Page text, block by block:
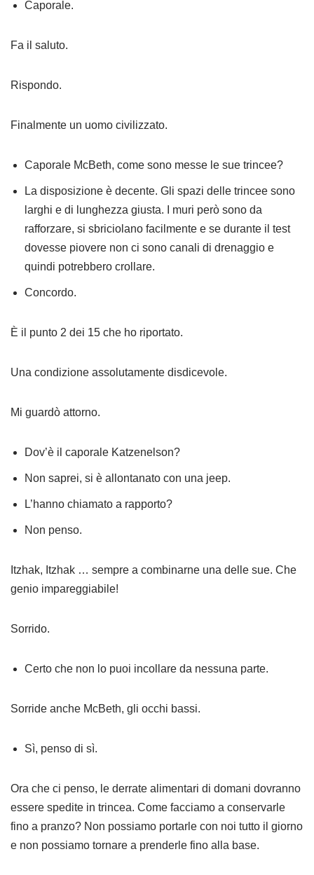
Caporale.
Fa il saluto.
Rispondo.
Finalmente un uomo civilizzato.
Caporale McBeth, come sono messe le sue trincee?
La disposizione è decente. Gli spazi delle trincee sono
larghi e di lunghezza giusta. I muri però sono da
rafforzare, si sbriciolano facilmente e se durante il test
dovesse piovere non ci sono canali di drenaggio e
quindi potrebbero crollare.
Concordo.
È il punto 2 dei 15 che ho riportato.
Una condizione assolutamente disdicevole.
Mi guardò attorno.
Dov’è il caporale Katzenelson?
Non saprei, si è allontanato con una jeep.
L’hanno chiamato a rapporto?
Non penso.
Itzhak, Itzhak … sempre a combinarne una delle sue. Che
genio impareggiabile!
Sorrido.
Certo che non lo puoi incollare da nessuna parte.
Sorride anche McBeth, gli occhi bassi.
Sì, penso di sì.
Ora che ci penso, le derrate alimentari di domani dovranno
essere spedite in trincea. Come facciamo a conservarle
fino a pranzo? Non possiamo portarle con noi tutto il giorno
e non possiamo tornare a prenderle fino alla base.